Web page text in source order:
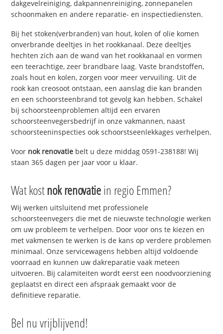
dakgevelreiniging, dakpannenreiniging, zonnepanelen
schoonmaken en andere reparatie- en inspectiediensten.
Bij het stoken(verbranden) van hout, kolen of olie komen
onverbrande deeltjes in het rookkanaal. Deze deeltjes
hechten zich aan de wand van het rookkanaal en vormen
een teerachtige, zeer brandbare laag. Vaste brandstoffen,
zoals hout en kolen, zorgen voor meer vervuiling. Uit de
rook kan creosoot ontstaan, een aanslag die kan branden
en een schoorsteenbrand tot gevolg kan hebben. Schakel
bij schoorsteenproblemen altijd een ervaren
schoorsteenvegersbedrijf in onze vakmannen, naast
schoorsteeninspecties ook schoorstseenlekkages verhelpen.
Voor nok renovatie belt u deze middag 0591-238188! Wij
staan 365 dagen per jaar voor u klaar.
Wat kostnok renovatiein regio Emmen?
Wij werken uitsluitend met professionele
schoorsteenvegers die met de nieuwste technologie werken
om uw probleem te verhelpen. Door voor ons te kiezen en
met vakmensen te werken is de kans op verdere problemen
minimaal. Onze servicewagens hebben altijd voldoende
voorraad en kunnen uw dakreparatie vaak meteen
uitvoeren. Bij calamiteiten wordt eerst een noodvoorziening
geplaatst en direct een afspraak gemaakt voor de
definitieve reparatie.
Bel nu vrijblijvend!